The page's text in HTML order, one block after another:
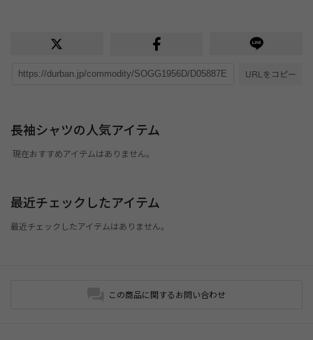
URLをコピー
長袖シャツの人気アイテム
現在おすすめアイテムはありません。
最近チェックしたアイテム
最近チェックしたアイテムはありません。
この商品に関するお問い合わせ